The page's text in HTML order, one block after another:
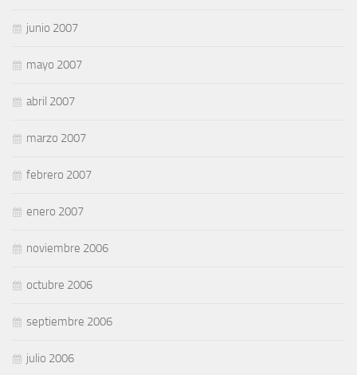
junio 2007
mayo 2007
abril 2007
marzo 2007
febrero 2007
enero 2007
noviembre 2006
octubre 2006
septiembre 2006
julio 2006